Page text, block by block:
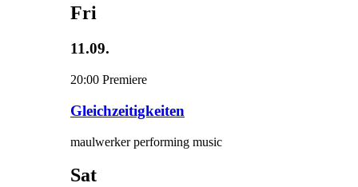
Fri
11.09.
20:00 Premiere
Gleichzeitigkeiten
maulwerker performing music
Sat